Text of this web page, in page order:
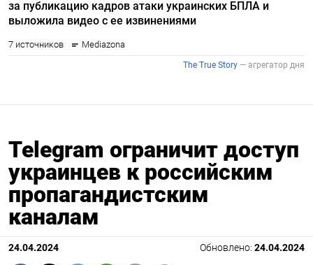
Telegram ограничит доступ
украинцев к российским
пропагандистским
каналам
24.04.2024 Обновлено: 24.04.2024